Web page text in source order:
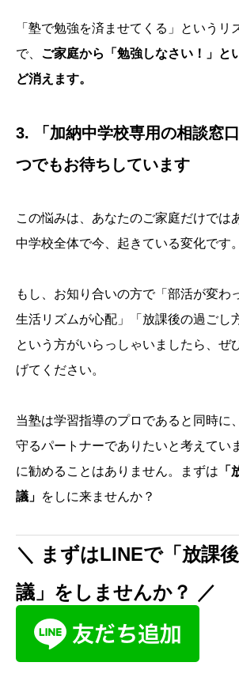
「塾で勉強を済ませてくる」というリ
で、 ご家庭から「勉強しなさい！」と
ど消えます。
3. 「加納中学校専用の相談窓
つでもお待ちしています
この悩みは、あなたのご家庭だけでは
中学校全体で今、起きている変化です。
もし、お知り合いの方で「部活が変わ
生活リズムが心配」「放課後の過ごし
という方がいらっしゃいましたら、ぜ
げてください。
当塾は学習指導のプロであると同時に
守るパートナーでありたいと考えてい
に勧めることはありません。まずは
議」 をしに来ませんか？
＼ まずはLINEで「放課
議」をしませんか？ ／